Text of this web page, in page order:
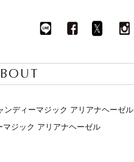
ンディーマジック アリアナヘーゼル
マジック アリアナヘーゼル